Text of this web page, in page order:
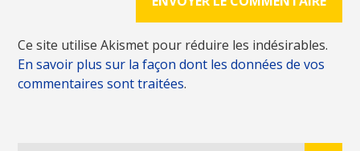
Ce site utilise Akismet pour réduire les indésirables.
En savoir plus sur la façon dont les données de vos
commentaires sont traitées.